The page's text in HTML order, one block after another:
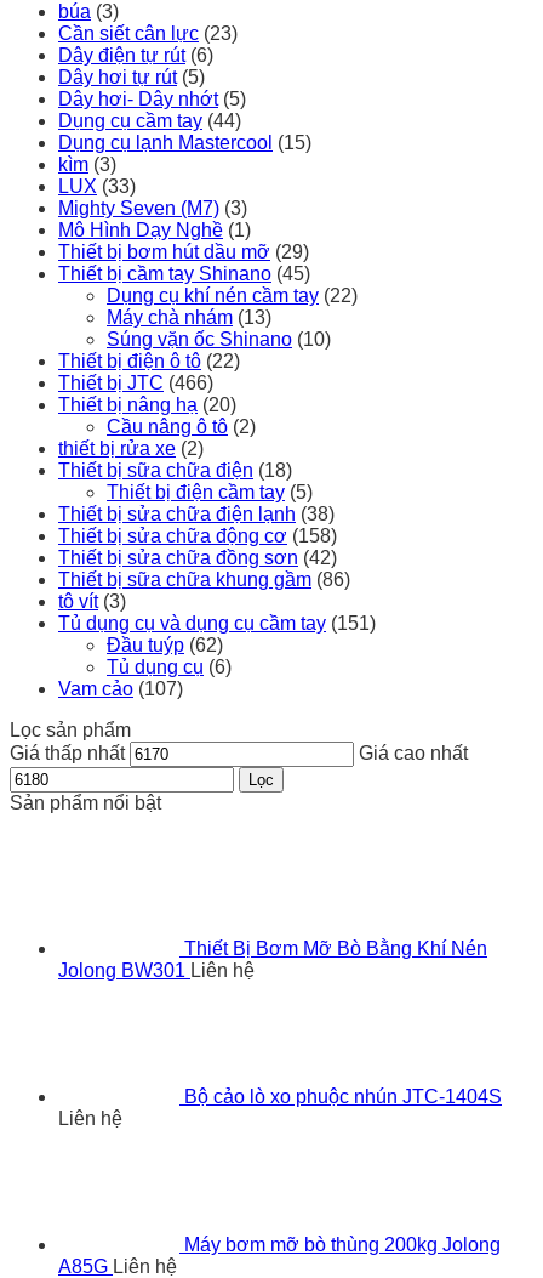
búa (3)
Cần siết cân lực (23)
Dây điện tự rút (6)
Dây hơi tự rút (5)
Dây hơi- Dây nhớt (5)
Dụng cụ cầm tay (44)
Dụng cụ lạnh Mastercool (15)
kìm (3)
LUX (33)
Mighty Seven (M7) (3)
Mô Hình Dạy Nghề (1)
Thiết bị bơm hút dầu mỡ (29)
Thiết bị cầm tay Shinano (45)
Dụng cụ khí nén cầm tay (22)
Máy chà nhám (13)
Súng vặn ốc Shinano (10)
Thiết bị điện ô tô (22)
Thiết bị JTC (466)
Thiết bị nâng hạ (20)
Cầu nâng ô tô (2)
thiết bị rửa xe (2)
Thiết bị sữa chữa điện (18)
Thiết bị điện cầm tay (5)
Thiết bị sửa chữa điện lạnh (38)
Thiết bị sửa chữa động cơ (158)
Thiết bị sửa chữa đồng sơn (42)
Thiết bị sữa chữa khung gầm (86)
tô vít (3)
Tủ dụng cụ và dụng cụ cầm tay (151)
Đầu tuýp (62)
Tủ dụng cụ (6)
Vam cảo (107)
Lọc sản phẩm
Giá thấp nhất
Giá cao nhất
Lọc
Sản phẩm nổi bật
Thiết Bị Bơm Mỡ Bò Bằng Khí Nén
Jolong BW301 Liên hệ
Bộ cảo lò xo phuộc nhún JTC-1404S
Liên hệ
Máy bơm mỡ bò thùng 200kg Jolong
A85G Liên hệ